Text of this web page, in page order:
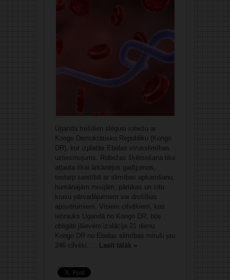
Uganda trešdien slēgusi robežu ar
Kongo Demokrātisko Republiku (Kongo
DR), kur izplatās Ebolas vīrusslimības
uzliesmojums. Robežas šķērsošana tiks
atļauta tikai ārkārtējos gadījumos,
tostarp saistībā ar slimības apkarošanu,
humānajām misijām, pārtikas un citu
kravu pārvadājumiem vai drošības
apsvērumiem. Visiem cilvēkiem, kas
iebrauks Ugandā no Kongo DR, būs
obligāti jāievēro izolācija 21 dienu.
Kongo DR no Ebolas slimības miruši jau
246 cilvēki, ... Lasīt tālāk »